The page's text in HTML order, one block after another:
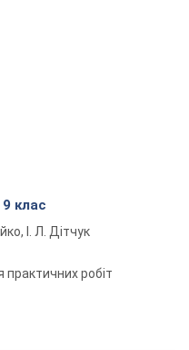
клас
І. Л. Дітчук
робіт